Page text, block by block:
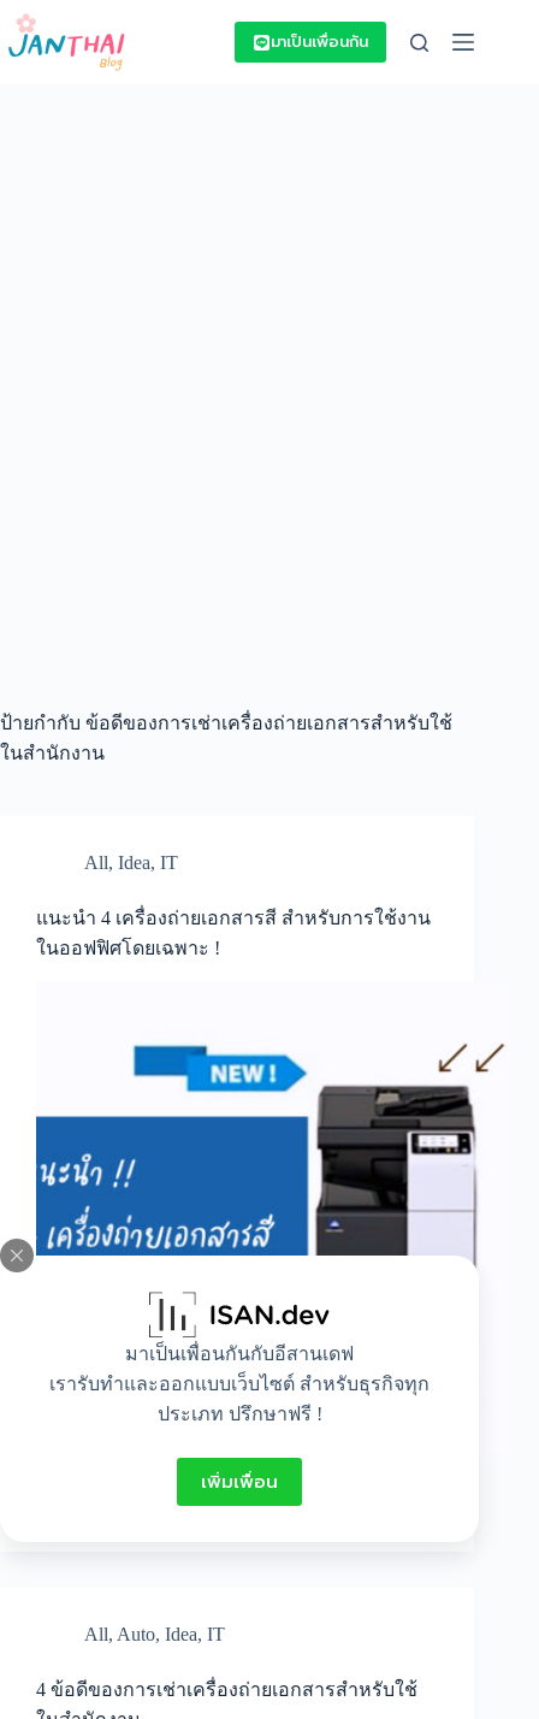
Skip
content
มาเป็นเพื่อนกันกับอีสานเดฟ
เรารับทำและออกแบบเว็บไซต์ สำหรับธุรกิจทุก
ประเภท ปรึกษาฟรี !
เพิ่มเพื่อน
มาเป็นเพื่อนกัน
ป้ายกำกับ ข้อดีของการเช่าเครื่องถ่ายเอกสารสำหรับใช้
ในสำนักงาน
All, Idea, IT
แนะนำ 4 เครื่องถ่ายเอกสารสี สำหรับการใช้งาน
ในออฟฟิศโดยเฉพาะ !
ถึงแม้ว่าในปัจจุบันการจัดเก็บหรือคัดลอก…
Janjira Boonrueang
มกราคม 25, 2022
All, Auto, Idea, IT
4 ข้อดีของการเช่าเครื่องถ่ายเอกสารสำหรับใช้